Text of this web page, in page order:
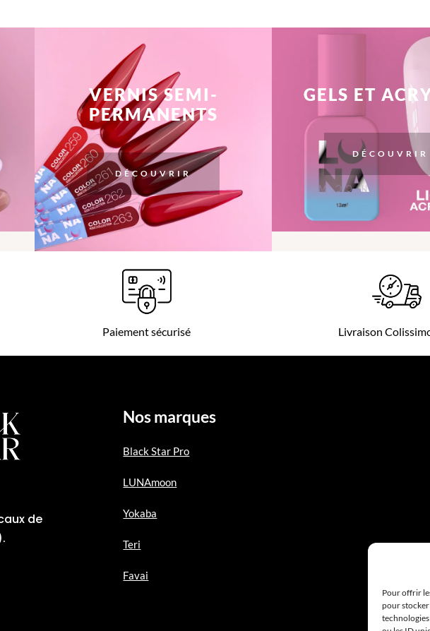
Pour offrir
pour stocker
VERNIS SEMI-
PERMANENTS
DÉCOUVRIR
GELS ET
DÉCOUVRIR
Paiement sécurisé Livraison
de
Nos marques
Black Star Pro
LUNAmoon
Yokaba
Teri
Favai